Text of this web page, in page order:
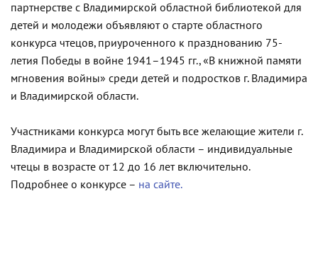
партнерстве с Владимирской областной библиотекой для
детей и молодежи объявляют о старте областного
конкурса чтецов, приуроченного к празднованию 75-
летия Победы в войне 1941–1945 гг., «В книжной памяти
мгновения войны» среди детей и подростков г. Владимира
и Владимирской области.
Участниками конкурса могут быть все желающие жители г.
Владимира и Владимирской области – индивидуальные
чтецы в возрасте от 12 до 16 лет включительно.
Подробнее о конкурсе – на сайте.